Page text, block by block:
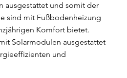
ausgestattet und somit der
sind mit Fußbodenheizung
Komfort bietet.
Solarmodulen ausgestattet
und